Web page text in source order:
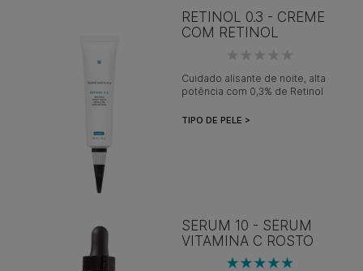
RETINOL 0.3 - CREME
COM RETINOL
Cuidado alisante de noite, alta
potência com 0,3% de Retinol
TIPO DE PELE >
SERUM 10 - SÉRUM
VITAMINA C ROSTO